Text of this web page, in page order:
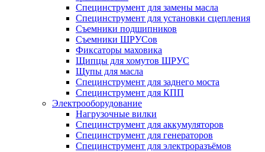
Специнструмент для замены масла
Специнструмент для установки сцепления
Съемники подшипников
Съемники ШРУСов
Фиксаторы маховика
Щипцы для хомутов ШРУС
Щупы для масла
Специнструмент для заднего моста
Специнструмент для КПП
Электрооборудование
Нагрузочные вилки
Специнструмент для аккумуляторов
Специнструмент для генераторов
Специнструмент для электроразъёмов